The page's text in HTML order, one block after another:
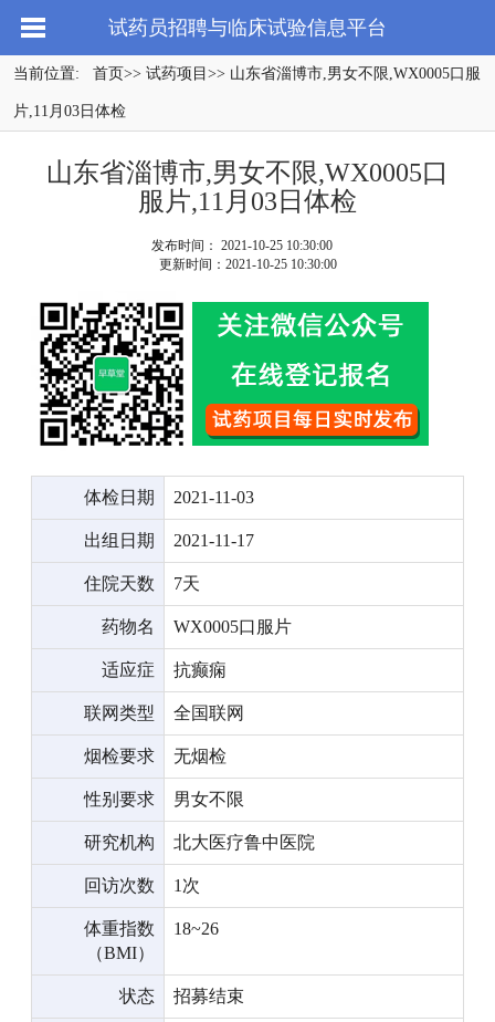
试药员招聘与临床试验信息平台
当前位置: 首页>> 试药项目 >> 山东省淄博市,男女不限,WX0005口服
片,11月03日体检
山东省淄博市,男女不限,WX0005口
服片,11月03日体检
发布时间： 2021-10-25 10:30:00
更新时间：2021-10-25 10:30:00
体检日期 2021-11-03
出组日期 2021-11-17
住院天数 7天
药物名 WX0005口服片
适应症 抗癫痫
联网类型 全国联网
烟检要求 无烟检
性别要求 男女不限
研究机构 北大医疗鲁中医院
回访次数 1次
体重指数
（BMI）
18~26
状态 招募结束